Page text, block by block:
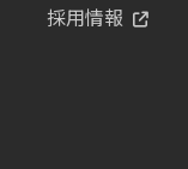
採用情報